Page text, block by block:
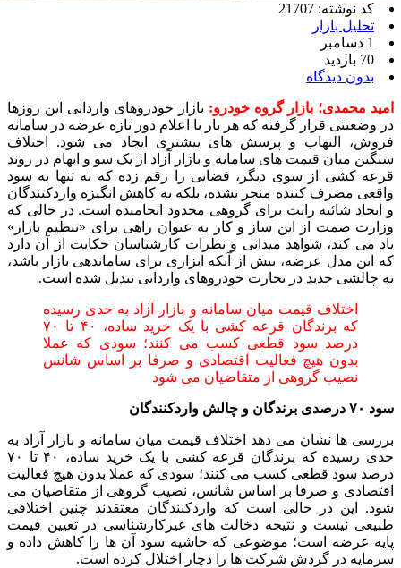
کد نوشته: 21707
تحلیل بازار
1 دسامبر
70 بازدید
بدون دیدگاه
امید محمدی؛ بازار گروه خودرو: بازار خودروهای وارداتی این روزها
در وضعیتی قرار گرفته که هر بار با اعلام دور تازه عرضه در سامانه
فروش، التهاب و پرسش ‌های بیشتری ایجاد می ‌شود. اختلاف
سنگین میان قیمت‌ های سامانه و بازار آزاد از یک سو و ابهام در روند
قرعه ‌کشی از سوی دیگر، فضایی را رقم زده که نه‌ تنها به سود
واقعی مصرف‌ کننده منجر نشده، بلکه به کاهش انگیزه واردکنندگان
و ایجاد شائبه رانت‌ برای گروهی محدود انجامیده است. در حالی که
وزارت صمت از این ساز و کار به‌ عنوان راهی برای «تنظیم بازار»
یاد می ‌کند، شواهد میدانی و نظرات کارشناسان حکایت از آن دارد
که این مدل عرضه، بیش از آنکه ابزاری برای ساماندهی بازار باشد،
به چالشی جدید در تجارت خودروهای وارداتی تبدیل شده است.
اختلاف قیمت میان سامانه و بازار آزاد به حدی رسیده
که برندگان قرعه ‌کشی با یک خرید ساده، ۴۰ تا ۷۰
درصد سود قطعی کسب می ‌کنند؛ سودی که عملا
بدون هیچ فعالیت اقتصادی و صرفا بر اساس شانس
نصیب گروهی از متقاضیان می ‌شود
سود ۷۰ درصدی برندگان و چالش واردکنندگان
بررسی ها نشان می‌ دهد اختلاف قیمت میان سامانه و بازار آزاد به
حدی رسیده که برندگان قرعه ‌کشی با یک خرید ساده، ۴۰ تا ۷۰
درصد سود قطعی کسب می ‌کنند؛ سودی که عملا بدون هیچ فعالیت
اقتصادی و صرفا بر اساس شانس، نصیب گروهی از متقاضیان می
‌شود. این در حالی است که واردکنندگان معتقدند چنین اختلافی
طبیعی نیست و نتیجه دخالت‌ های غیرکارشناسی در تعیین قیمت
پایه عرضه است؛ موضوعی که حاشیه سود آن ها را کاهش داده و
سرمایه در گردش شرکت ‌ها را دچار اختلال کرده است.